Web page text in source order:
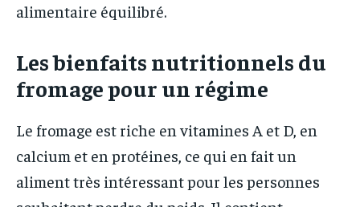
alimentaire équilibré.
Les bienfaits nutritionnels du
fromage pour un régime
Le fromage est riche en vitamines A et D, en
calcium et en protéines, ce qui en fait un
aliment très intéressant pour les personnes